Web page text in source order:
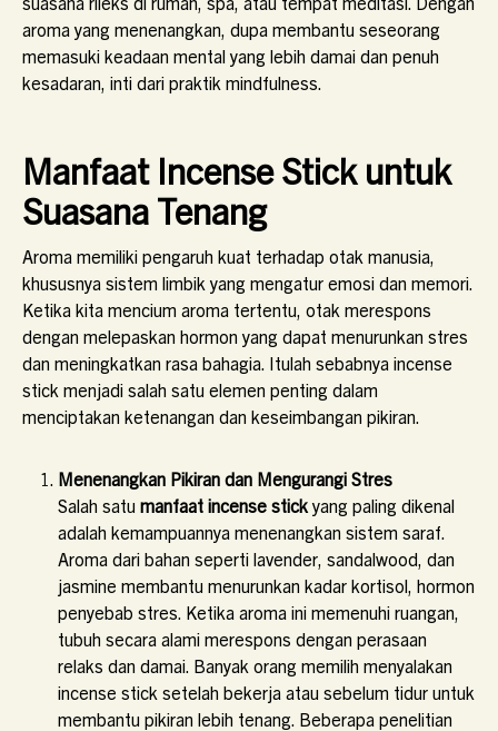
aroma yang menenangkan, dupa membantu seseorang
memasuki keadaan mental yang lebih damai dan penuh
kesadaran, inti dari praktik mindfulness.
Manfaat Incense Stick untuk
Suasana Tenang
Aroma memiliki pengaruh kuat terhadap otak manusia,
khususnya sistem limbik yang mengatur emosi dan memori.
Ketika kita mencium aroma tertentu, otak merespons
dengan melepaskan hormon yang dapat menurunkan stres
dan meningkatkan rasa bahagia. Itulah sebabnya incense
stick menjadi salah satu elemen penting dalam
menciptakan ketenangan dan keseimbangan pikiran.
Menenangkan Pikiran dan Mengurangi Stres
Salah satu manfaat incense stick yang paling dikenal
adalah kemampuannya menenangkan sistem saraf.
Aroma dari bahan seperti lavender, sandalwood, dan
jasmine membantu menurunkan kadar kortisol, hormon
penyebab stres. Ketika aroma ini memenuhi ruangan,
tubuh secara alami merespons dengan perasaan
relaks dan damai. Banyak orang memilih menyalakan
incense stick setelah bekerja atau sebelum tidur untuk
membantu pikiran lebih tenang. Beberapa penelitian